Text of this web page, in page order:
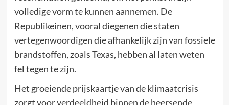
volledige vorm te kunnen aannemen. De
Republikeinen, vooral diegenen die staten
vertegenwoordigen die afhankelijk zijn van fossiele
brandstoffen, zoals Texas, hebben al laten weten
fel tegen te zijn.
Het groeiende prijskaartje van de klimaatcrisis
zorgt voor verdeeldheid binnen de heersende